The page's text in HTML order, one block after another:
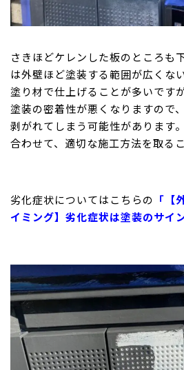
さきほどケレンした板のところも
は外壁ほど塗装する範囲が広くな
塗り材で仕上げることが多いです
塗装の密着性が悪くなりますので
剥がれてしまう可能性があります
合わせて、適切な施工方法を取る
劣化症状についてはこちらの 「【
イミング】劣化症状は塗装のサイン